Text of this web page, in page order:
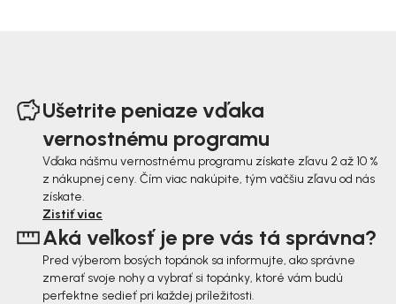
Ušetrite peniaze vďaka
vernostnému programu
Vďaka nášmu vernostnému programu získate zľavu 2 až 10 %
z nákupnej ceny. Čím viac nakúpite, tým väčšiu zľavu od nás
získate.
Zistiť viac
Aká veľkosť je pre vás tá správna?
Pred výberom bosých topánok sa informujte, ako správne
zmerať svoje nohy a vybrať si topánky, ktoré vám budú
perfektne sedieť pri každej príležitosti.